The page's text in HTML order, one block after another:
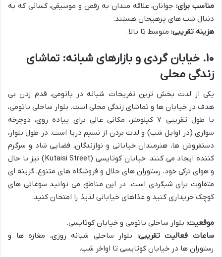
مناسب برای:جوانان، علاقه مندان به رقص و موسیقی، کسانی که به
دنبال شب های پرهیجان هستند.
هزینه تقریبی: متوسط تا بالا.
۱۰. خیابان گردی و بازارهای شبانه: تماشای
زندگی محلی
یکی از لذت بخش ترین تفریحات شبانه در باتومی، قدم زدن بی
هدف در خیابان ها و تماشای زندگی محلی است. بلوار ساحلی باتومی،
با طول تقریبی ۷ کیلومتر، مکانی عالی برای پیاده روی، دوچرخه
سواری (در اوایل شب) و لذت بردن از نسیم دریا است. در طول بلوار،
دستفروش ها، هنرمندان خیابانی و نوازندگان، فضایی شاد و سرگرم
کننده ایجاد می کنند. خیابان کوتایسی (Kutaisi Street) نیز با حال
و هوای ترکی خود، رستوران های حلال و فروشگاه های متنوع، گزینه ای
متفاوت برای شبگردی است. در این مناطق می توانید سوغاتی های
کوچک خریداری کنید و غذاهای خیابانی لذیذ را امتحان کنید.
موقعیت: بلوار ساحلی باتومی و خیابان کوتایسی.
ساعات فعالیت تقریبی: بلوار ساحلی شبانه روزی، مغازه ها و
رستوران ها در خیابان کوتایسی تا اواخر شب.